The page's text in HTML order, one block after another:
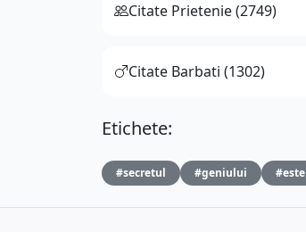
Citate Prietenie (2749)
Citate Barbati (1302)
Etichete:
#secretul #geniului #este